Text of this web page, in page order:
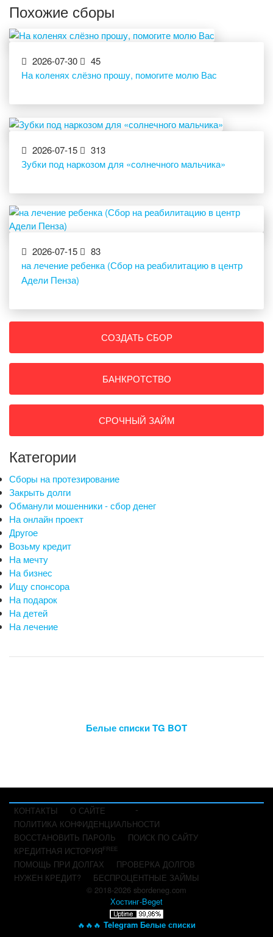
Похожие сборы
2026-07-30
45
На коленях слёзно прошу, помогите молю Вас
2026-07-15
313
Зубки под наркозом для «солнечного мальчика»
2026-07-15
83
на лечение ребенка (Сбор на реабилитацию в центр
Адели Пенза)
СОЗДАТЬ СБОР
БАНКРОТСТВО
СРОЧНЫЙ ЗАЙМ
Категории
Сборы на протезирование
Закрыть долги
Обманули мошенники - сбор денег
На онлайн проект
Другое
Возьму кредит
На мечту
На бизнес
Ищу спонсора
На подарок
На детей
На лечение
Белые списки TG BOT
-
КОНТАКТЫ
О САЙТЕ
ПОЛИТИКА КОНФИДЕНЦИАЛЬНОСТИ
ВОССТАНОВИТЬ ПАРОЛЬ
ПОИСК ПО САЙТУ
КРЕДИТНАЯ ИСТОРИЯFREE
ПОМОЩЬ ПРИ ДОЛГАХ
ПРОВЕРКА ДОЛГОВ
НУЖЕН КРЕДИТ?
БЕСПРОЦЕНТНЫЕ ЗАЙМЫ
© 2018-2026 sbordeneg.com
Хостинг-Beget
🔥🔥🔥 Telegram Белые списки